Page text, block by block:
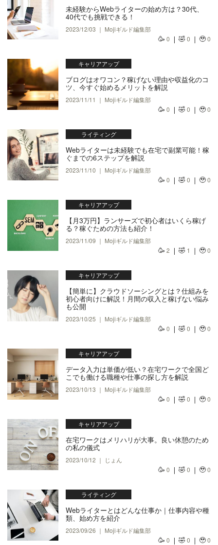
未経験からWebライターの始め方は？30代、
40代でも挑戦できる！
2023/12/03 ｜ Mojiギルド編集部
🥳 0 🤣0 🥹0
キャリアアップ
ブログはオワコン？稼げない理由や収益化のコ
ツ、今すぐ始めるメリットを解説
2023/11/11 ｜ Mojiギルド編集部
🥳 0 🤣0 🥹0
ライティング
Webライターは未経験でも在宅で副業可能！稼
ぐまでの6ステップを解説
2023/11/10 ｜ Mojiギルド編集部
🥳 0 🤣0 🥹0
キャリアアップ
【月3万円】ランサーズで初心者はいくら稼げ
る？稼ぐための方法も紹介！
2023/11/09 ｜ Mojiギルド編集部
🥳 2 🤣 1 🥹0
キャリアアップ
【簡単に】クラウドソーシングとは？仕組みを
初心者向けに解説！月間の収入と稼げない悩み
も公開
2023/10/25 ｜ Mojiギルド編集部
🥳 0 🤣0 🥹0
キャリアアップ
データ入力は単価が低い？在宅ワークで全国ど
こでも働ける職種や仕事の探し方を解説
2023/10/13 ｜ Mojiギルド編集部
🥳 0 🤣0 🥹0
キャリアアップ
在宅ワークはメリハリが大事。良い休憩のため
の私の儀式
2023/10/12 ｜ じょん
🥳 0 🤣0 🥹0
ライティング
Webライターとはどんな仕事か｜仕事内容や種
類、始め方を紹介
2023/09/26 ｜ Mojiギルド編集部
🥳 0 🤣0 🥹0